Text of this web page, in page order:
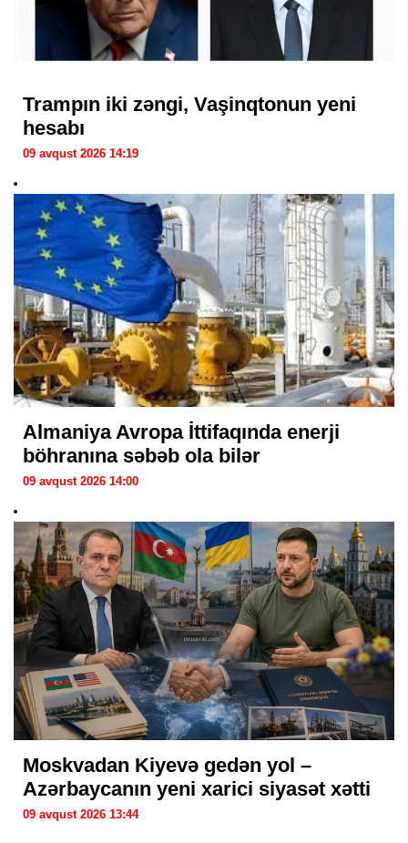
Trampın iki zəngi, Vaşinqtonun yeni
hesabı
09 avqust 2026 14:19
Almaniya Avropa İttifaqında enerji
böhranına səbəb ola bilər
09 avqust 2026 14:00
Moskvadan Kiyevə gedən yol –
Azərbaycanın yeni xarici siyasət xətti
09 avqust 2026 13:44